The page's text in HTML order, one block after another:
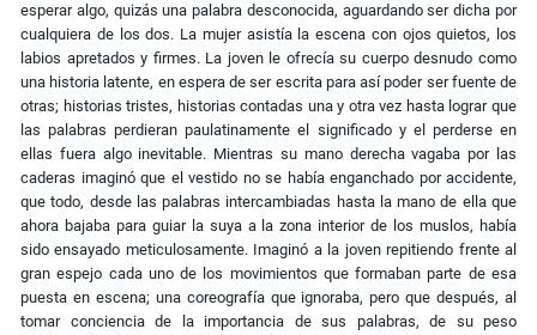
esperar algo, quizás una palabra desconocida, aguardando ser dicha por
cualquiera de los dos. La mujer asistía la escena con ojos quietos, los
labios apretados y firmes. La joven le ofrecía su cuerpo desnudo como
una historia latente, en espera de ser escrita para así poder ser fuente de
otras; historias tristes, historias contadas una y otra vez hasta lograr que
las palabras perdieran paulatinamente el significado y el perderse en
ellas fuera algo inevitable. Mientras su mano derecha vagaba por las
caderas imaginó que el vestido no se había enganchado por accidente,
que todo, desde las palabras intercambiadas hasta la mano de ella que
ahora bajaba para guiar la suya a la zona interior de los muslos, había
sido ensayado meticulosamente. Imaginó a la joven repitiendo frente al
gran espejo cada uno de los movimientos que formaban parte de esa
puesta en escena; una coreografía que ignoraba, pero que después, al
tomar conciencia de la importancia de sus palabras, de su peso